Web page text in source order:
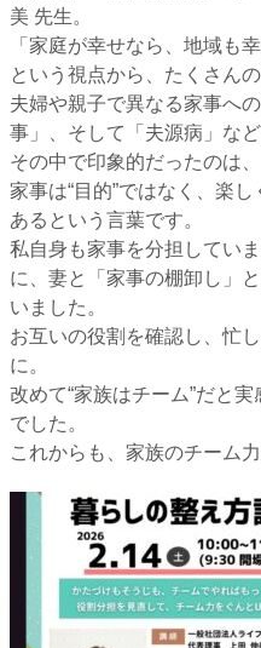
美 先生。
「家庭が幸せなら、地域も
という視点から、たくさん
夫婦や親子で異なる家事へ
事」、そして「夫源病」な
その中で印象的だったのは、
家事は“目的”ではなく、楽
あるという言葉です。
私自身も家事を分担してい
に、妻と「家事の棚卸し」
いました。
お互いの役割を確認し、忙
に。
改めて“家族はチーム”だと
でした。
これからも、家族のチーム